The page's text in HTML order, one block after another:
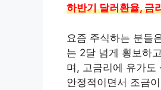
하반기 달러환율, 금
요즘 주식하는 분들
는 2달 넘게 횡보하
며, 고금리에 유가도
안정적이면서 조금